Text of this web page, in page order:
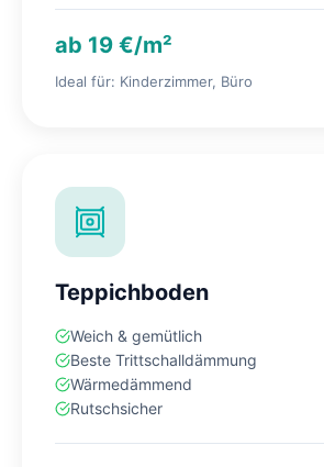
ab 19 €/m²
Ideal für: Kinderzimmer, Büro
Teppichboden
Weich & gemütlich
Beste Trittschalldämmung
Wärmedämmend
Rutschsicher